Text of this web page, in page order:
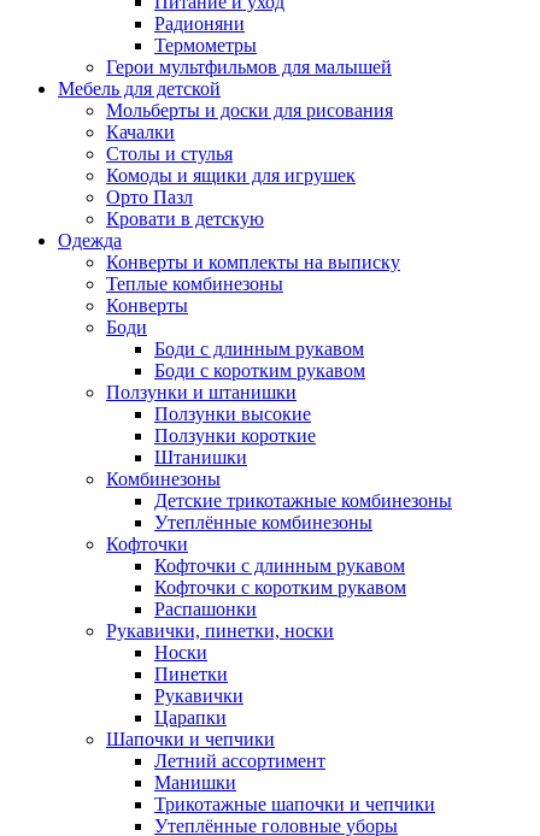
Радионяни
Термометры
Герои мультфильмов для малышей
Мебель для детской
Мольберты и доски для рисования
Качалки
Столы и стулья
Комоды и ящики для игрушек
Орто Пазл
Кровати в детскую
Одежда
Конверты и комплекты на выписку
Теплые комбинезоны
Конверты
Боди
Боди с длинным рукавом
Боди с коротким рукавом
Ползунки и штанишки
Ползунки высокие
Ползунки короткие
Штанишки
Комбинезоны
Детские трикотажные комбинезоны
Утеплённые комбинезоны
Кофточки
Кофточки с длинным рукавом
Кофточки с коротким рукавом
Распашонки
Рукавички, пинетки, носки
Носки
Пинетки
Рукавички
Царапки
Шапочки и чепчики
Летний ассортимент
Манишки
Трикотажные шапочки и чепчики
Утеплённые головные уборы